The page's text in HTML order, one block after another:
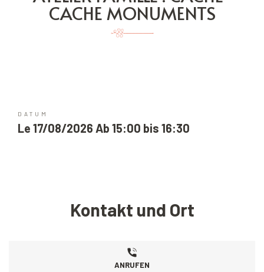
CACHE MONUMENTS
DATUM
Le 17/08/2026 Ab 15:00 bis 16:30
Kontakt und Ort
ANRUFEN